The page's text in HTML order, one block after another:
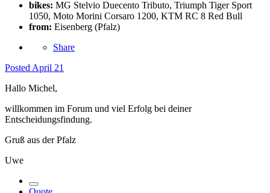
bikes: MG Stelvio Duecento Tributo, Triumph Tiger Sport
1050, Moto Morini Corsaro 1200, KTM RC 8 Red Bull
from: Eisenberg (Pfalz)
Share
Posted April 21
Hallo Michel,
willkommen im Forum und viel Erfolg bei deiner
Entscheidungsfindung.
Gruß aus der Pfalz
Uwe